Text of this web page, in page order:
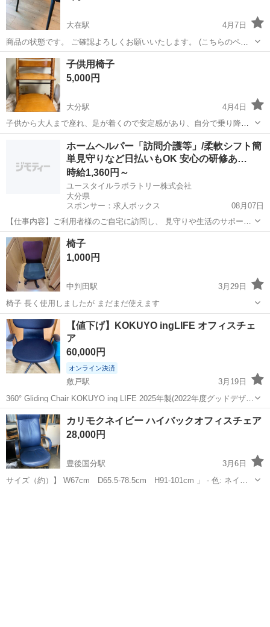
大在駅
4月7日
商品の状態です。 ご確認よろしくお願いいたします。 (こちらのペー
ジでは販売してません)
大分 大分市 大在駅
子供用椅子
5,000円
大分駅
4月4日
子供から大人まで座れ、足が着くので安定感があり、自分で乗り降り
できます。3人の子供が使用しましたので、神経質の方はご遠慮くださ
い。本来ならガードが着いてますが、こちらはありません。ガンガン
使え、長く使えます。ご検討よろしくお...
椅子 大人
ホームヘルパー「訪問介護等」/柔軟シフト簡
単見守りなど日払いもOK 安心の研修あ…
時給1,360円～
ユースタイルラボラトリー株式会社
大分県
スポンサー：求人ボックス
08月07日
【仕事内容】ご利用者様のご自宅に訪問し、 見守りや生活のサポート
を行う 訪問介護のお仕事です! 未経験から始める方が8割です! 具体的
な内容 ・見守り ・食事介助 ・身の回りの整理整頓 ・洗濯物の片付け
・痰の吸引 ・身体を清潔に...
アルバイト・パート
椅子
1,000円
中判田駅
3月29日
椅子 長く使用しましたが まだまだ使えます
大分 大分市 中判田駅
【値下げ】KOKUYO ingLIFE オフィスチェ
ア
60,000円
オンライン決済
敷戸駅
3月19日
360° Gliding Chair KOKUYO ing LIFE 2025年製(2022年度グッドデザイ
ン賞受賞) ⭐︎新品、未使用 背クッションタイプ、肘付き、黒色、キャス
ター付 一度も使用しておらず新品になりま...
大分 大分市 敷戸駅 椅子 KOKUYO
カリモクネイビー ハイバックオフィスチェア
28,000円
豊後国分駅
3月6日
サイズ（約）】 W67cm D65.5-78.5cm H91-101cm 」 - 色: ネイビ